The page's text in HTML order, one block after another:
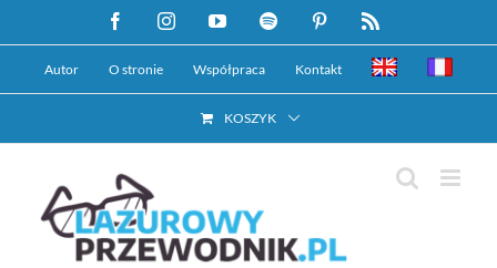
do
zawartości
FacebookInstagramYouTubeSpotify Pinterest
Autor O stronie Współpraca Kontakt
KOSZYK